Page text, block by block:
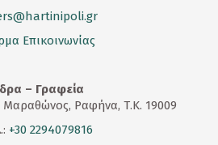
Επικοινωνίας
– Γραφεία
Ραφήνα, Τ.Κ. 19009
+30 2294079816